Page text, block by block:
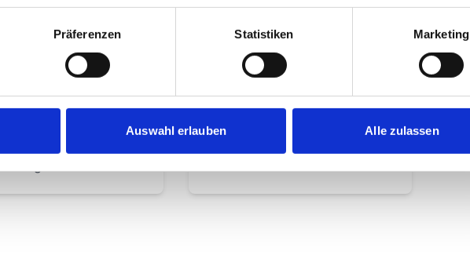
Präferenzen Statistiken Marketing
Auswahl erlauben Alle zulassen
regelt
Blindheit
Blinde Menschen nutzen
vollständig zugänglich sein.